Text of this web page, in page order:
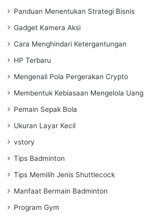
Panduan Menentukan Strategi Bisnis
Gadget Kamera Aksi
Cara Menghindari Ketergantungan
HP Terbaru
Mengenali Pola Pergerakan Crypto
Membentuk Kebiasaan Mengelola Uang
Pemain Sepak Bola
Ukuran Layar Kecil
vstory
Tips Badminton
Tips Memilih Jenis Shuttlecock
Manfaat Bermain Badminton
Program Gym